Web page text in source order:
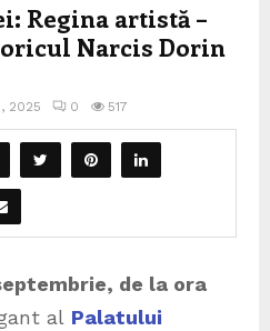
Regina artistă –
Narcis Dorin
2025 0 517
de la ora
al Palatului